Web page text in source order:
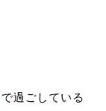
で過ごしている